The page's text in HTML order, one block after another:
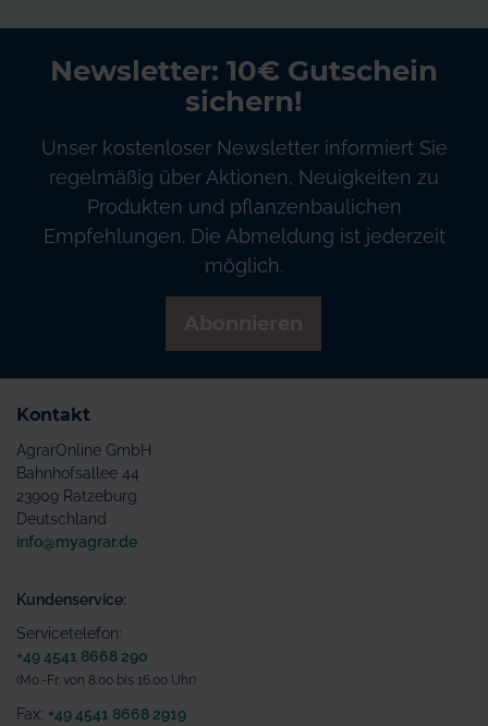
Newsletter: 10€ Gutschein
sichern!
Unser kostenloser Newsletter informiert Sie
regelmäßig über Aktionen, Neuigkeiten zu
Produkten und pflanzenbaulichen
Empfehlungen. Die Abmeldung ist jederzeit
möglich.
Kontakt
AgrarOnline GmbH
Bahnhofsallee 44
23909 Ratzeburg
Deutschland
info@myagrar.de
Kundenservice:
Servicetelefon:
+49 4541 8668 290
(Mo.-Fr. von 8.00 bis 16.00 Uhr)
Fax: +49 4541 8668 2919